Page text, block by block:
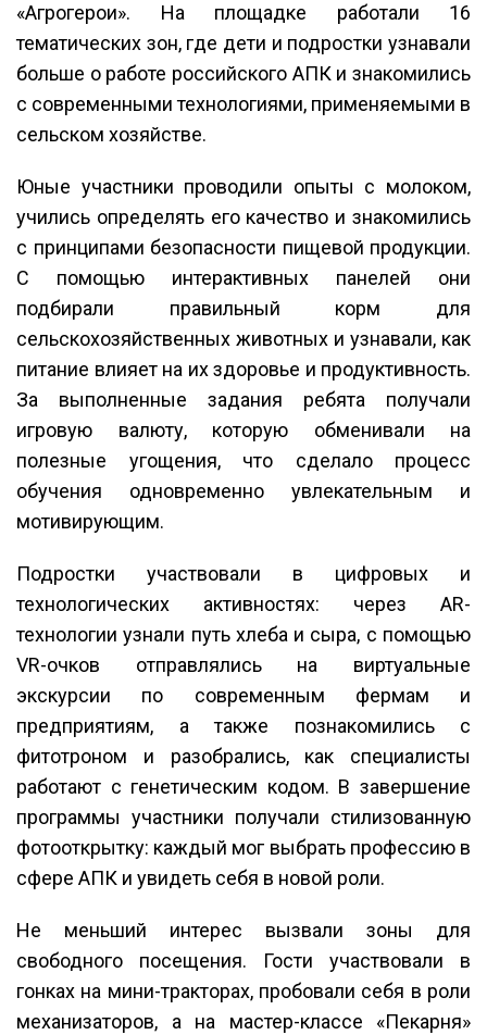
«Агрогерои». На площадке работали 16
тематических зон, где дети и подростки узнавали
больше о работе российского АПК и знакомились
с современными технологиями, применяемыми в
сельском хозяйстве.
Юные участники проводили опыты с молоком,
учились определять его качество и знакомились
с принципами безопасности пищевой продукции.
С помощью интерактивных панелей они
подбирали правильный корм для
сельскохозяйственных животных и узнавали, как
питание влияет на их здоровье и продуктивность.
За выполненные задания ребята получали
игровую валюту, которую обменивали на
полезные угощения, что сделало процесс
обучения одновременно увлекательным и
мотивирующим.
Подростки участвовали в цифровых и
технологических активностях: через AR-
технологии узнали путь хлеба и сыра, с помощью
VR-очков отправлялись на виртуальные
экскурсии по современным фермам и
предприятиям, а также познакомились с
фитотроном и разобрались, как специалисты
работают с генетическим кодом. В завершение
программы участники получали стилизованную
фотооткрытку: каждый мог выбрать профессию в
сфере АПК и увидеть себя в новой роли.
Не меньший интерес вызвали зоны для
свободного посещения. Гости участвовали в
гонках на мини-тракторах, пробовали себя в роли
механизаторов, а на мастер-классе «Пекарня»